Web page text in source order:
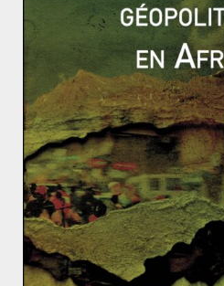
AMÉRIQUE AMÉRIQUE LATINE BRÉSIL
GÉOPOLITIQUE & RELATIONS